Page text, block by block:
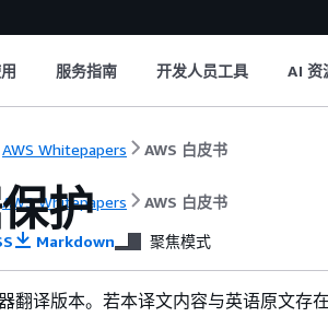
服务指南 开发人员工具 AI 资
AWS Whitepapers AWS 白皮书
AWS Whitepapers AWS 白皮书
护
Markdown 聚焦模式
翻译版本。若本译文内容与英语原文存